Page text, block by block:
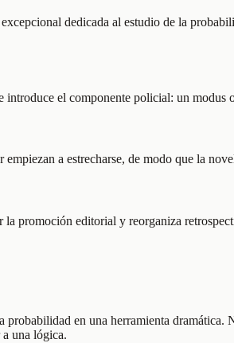
dedicada al estudio de la
el componente policial: un
a estrecharse, de modo que la
promoción editorial y reorganiza
en una herramienta
una lógica.